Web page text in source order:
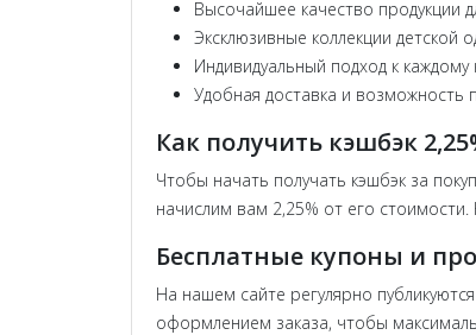
Высочайшее качество продукции
Эксклюзивные коллекции детской
Индивидуальный подход к каждому
Удобная доставка и возможность
Как получить кэшбэк
Чтобы начать получать кэшбэк за
начислим вам 2,25% от его
Бесплатные купоны и
На нашем сайте регулярно
оформлением заказа, чтобы